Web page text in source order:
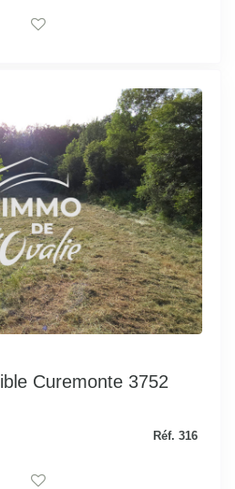
Curemonte 3752
Réf. 316